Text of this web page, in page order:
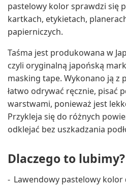
pastelowy kolor sprawdzi się
kartkach, etykietach,
papierniczych.
Taśma jest produkowana w
czyli oryginalną japońską
masking tape. Wykonano ją z
łatwo odrywać ręcznie, pisać
warstwami, ponieważ jest
Przykleja się do różnych
odklejać bez uszkadzania
Dlaczego to lubimy?
Lawendowy pastelowy